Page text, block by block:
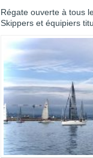
Régate ouverte à tous
Skippers et équipiers